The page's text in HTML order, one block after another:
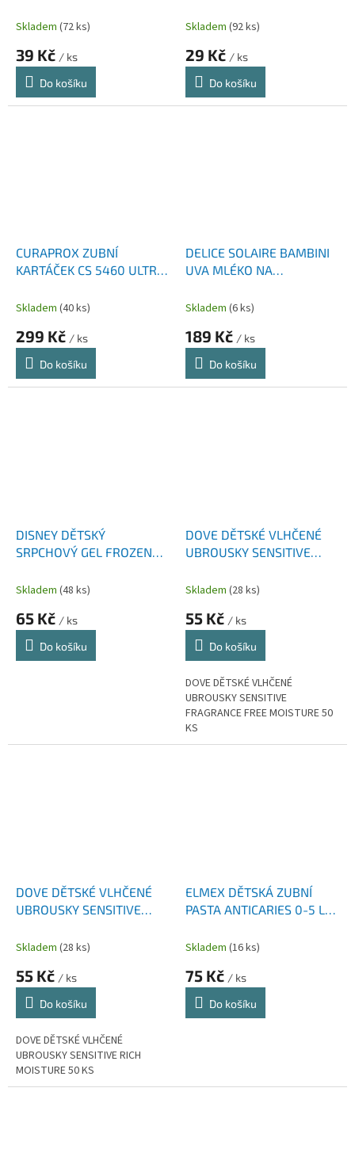
Skladem (72 ks)
39 Kč / ks
Do košíku
Skladem (92 ks)
29 Kč / ks
Do košíku
CURAPROX ZUBNÍ
KARTÁČEK CS 5460 ULTRA
Skladem (40 ks)
299 Kč / ks
Do košíku
DELICE SOLAIRE BAMBINI
UVA MLÉKO NA
Skladem (6 ks)
189 Kč / ks
Do košíku
DISNEY DĚTSKÝ
SRPCHOVÝ GEL FROZEN
Skladem (48 ks)
65 Kč / ks
Do košíku
DOVE DĚTSKÉ VLHČENÉ
UBROUSKY SENSITIVE
MOISTURE 50 KS
Skladem (28 ks)
55 Kč / ks
Do košíku
DOVE DĚTSKÉ VLHČENÉ
UBROUSKY SENSITIVE
FRAGRANCE FREE MOISTURE 50
KS
DOVE DĚTSKÉ VLHČENÉ
UBROUSKY SENSITIVE
Skladem (28 ks)
55 Kč / ks
Do košíku
DOVE DĚTSKÉ VLHČENÉ
UBROUSKY SENSITIVE RICH
MOISTURE 50 KS
ELMEX DĚTSKÁ ZUBNÍ
PASTA ANTICARIES 0-5 LET
Skladem (16 ks)
75 Kč / ks
Do košíku